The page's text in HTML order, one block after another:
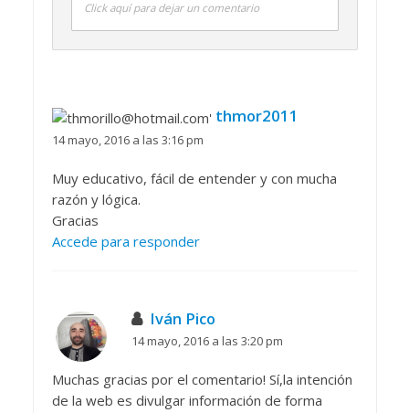
Click aquí para dejar un comentario
thmor2011
14 mayo, 2016 a las 3:16 pm
Muy educativo, fácil de entender y con mucha
razón y lógica.
Gracias
Accede para responder
Iván Pico
14 mayo, 2016 a las 3:20 pm
Muchas gracias por el comentario! Sí,la intención
de la web es divulgar información de forma